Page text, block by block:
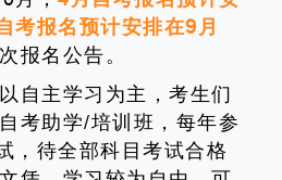
考报名预计安排在9月
报名公告。
自主学习为主，考生们
考助学/培训班，每年参
，待全部科目考试合格